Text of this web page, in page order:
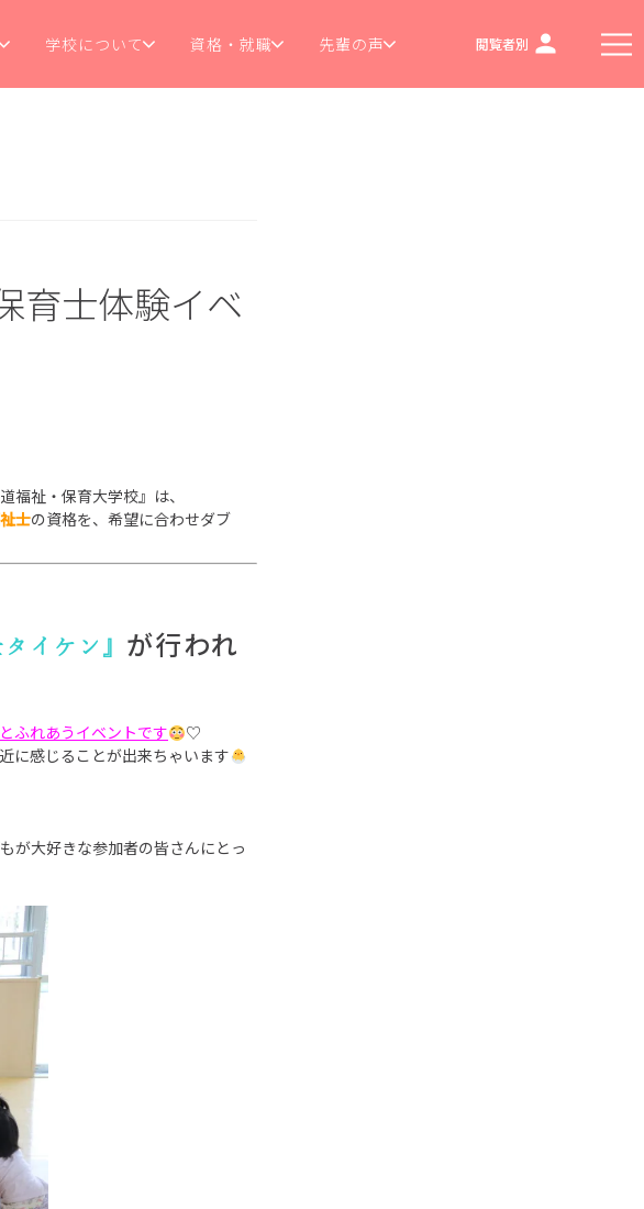
学校について 資格・就職 先輩の声 閲覧者別
育士体験イベ
福祉・保育大学校』は、
士の資格を、 希望に合わせダブ
イケン 』 が行われ
ふれあうイベントです
♡
に感じることが出来ちゃいます
が大好きな参加者の皆さんにとっ